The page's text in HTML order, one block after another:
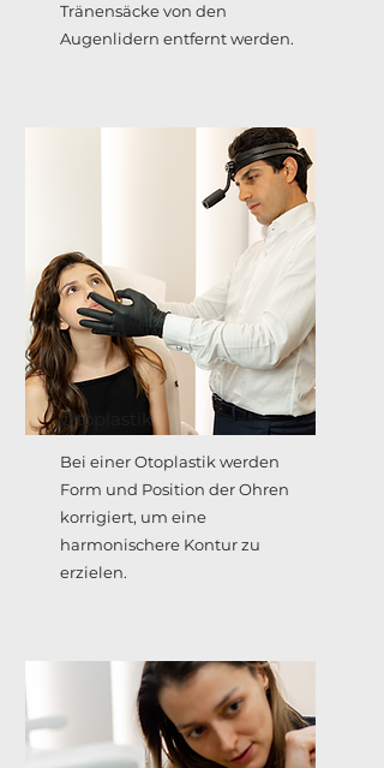
Tränensäcke von den
Augenlidern entfernt werden.
Otoplastik
Bei einer Otoplastik werden
Form und Position der Ohren
korrigiert, um eine
harmonischere Kontur zu
erzielen.